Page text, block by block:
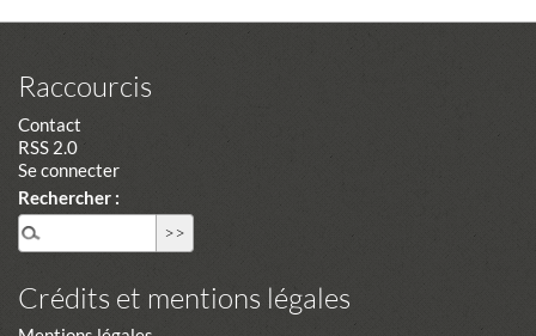
Raccourcis
Contact
RSS 2.0
Se connecter
Rechercher :
Crédits et mentions légales